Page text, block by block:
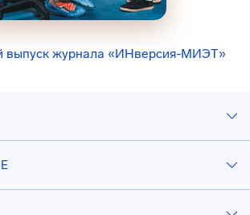
выпуск журнала «ИНверсия-МИЭТ»